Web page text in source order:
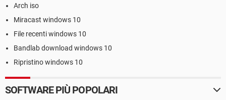
Arch iso
Miracast windows 10
File recenti windows 10
Bandlab download windows 10
Ripristino windows 10
SOFTWARE PIÙ POPOLARI